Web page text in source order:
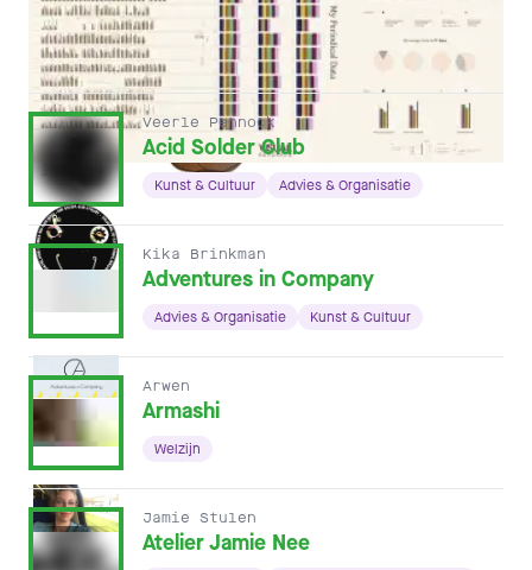
ANDERE HOFLEDEN
Veerle Pennock
Acid Solder Club
Kunst & Cultuur Advies & Organisatie
Kika Brinkman
Adventures in Company
Advies & Organisatie Kunst & Cultuur
Arwen
Armashi
Welzijn
Jamie Stulen
Atelier Jamie Nee